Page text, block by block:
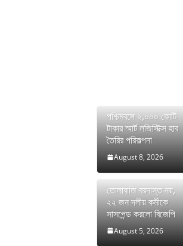
পশ্চিমবঙ্গে ২,০০০ কোটি
টাকার স্মার্ট লজিস্টিক্স হাব
তৈরির পরিকল্পনা
August 8, 2026
তোলাবাজি বরদাস্ত নয়,
২২ জন দলীয় কর্মীকে
সাসপেন্ড করলো বিজেপি
August 5, 2026
ভারতের FCRA বিল নিয়ে